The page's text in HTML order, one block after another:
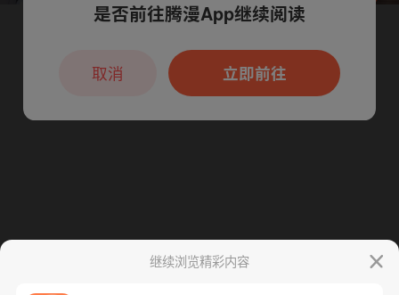
腾漫App免费看
继续浏览精彩内容
本章节仅支持App阅读，可打开App新用
户7天免费看
是否前往腾漫App继续阅读
立即前往
取消